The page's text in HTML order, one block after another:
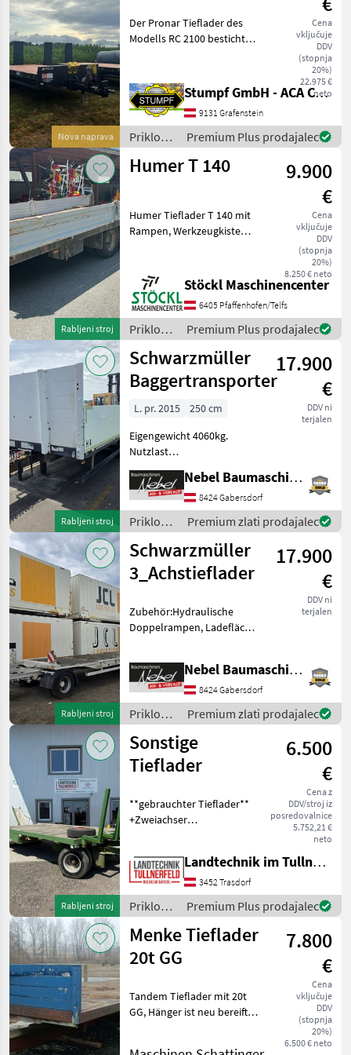
Nova naprava
Cena
vključuje
DDV
(stopnja
20%)
22.975 €
neto
Der Pronar Tieflader des
Modells RC 2100 besticht
Funktionalität, ideal für den
Transport schwerer Lasten.
Dieses Modell i
Stumpf GmbH - ACA Center Stumpf
9131 Grafenstein
Priklopniki
/ Pronar
Premium Plus prodajalec
Rabljeni stroj
Humer T 140
9.900
€
Cena
vključuje
DDV
(stopnja
20%)
8.250 € neto
Humer Tieflader T 140 mit
Rampen, Werkzeugkiste
Dvoosni Priklopniki
Nizkopodni priklopnikStöckl Maschinencenter
6405 Pfaffenhofen/Telfs
Priklopniki
/ Humer
Premium Plus prodajalec
Rabljeni stroj
Schwarzmüller
Baggertransporter
17.900
€
DDV ni
terjalen
L. pr. 2015
250 cm
Eigengewicht 4060kg.
Nutzlast
Ladefläche Länge:6800mm
Breite:2500mm,
Typenschein-
Pickerl.90km/h. Vrsta
vstopnice Priklopnik
Nebel Baumaschinen
8424 Gabersdorf
Priklopniki
/
Schwarzmüller
Premium zlati prodajalec
Rabljeni stroj
Schwarzmüller
3_Achstieflader
17.900
€
DDV ni
terjalen
Zubehör:Hydraulische
Doppelrampen, Ladefläche
Straßenzulassung(Typenschen),
Bj.2007. Priklopniki
Nizkopodni priklopnik
Nebel Baumaschinen
8424 Gabersdorf
Priklopniki
/
Schwarzmüller
Premium zlati prodajalec
Rabljeni stroj
Sonstige
Tieflader
6.500
€
Cena z
DDV/stroj iz
posredovalnice
5.752,21 €
neto
**gebrauchter Tieflader**
+Zweiachser
erneuert) +Bereifung:
7.50R15 +Breite Ladefläche:
224 cm +Länge Ladefläc
Landtechnik im Tullnerfeld Wilhelm Bayerl GmbH
3452 Trasdorf
Priklopniki
/
Sonstige
Premium Plus prodajalec
Menke Tieflader
20t GG
7.800
€
Cena
vključuje
DDV
(stopnja
20%)
6.500 € neto
Tandem Tieflader mit 20t
GG, Hänger ist neu bereift,